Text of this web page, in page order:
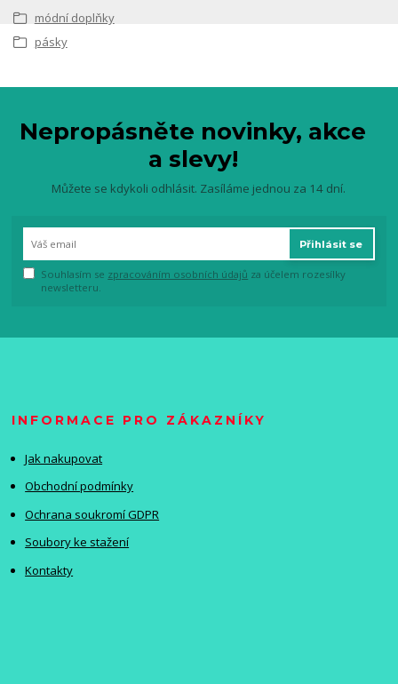
módní doplňky
pásky
Nepropásněte novinky, akce
a slevy!
Můžete se kdykoli odhlásit. Zasíláme jednou za 14 dní.
Přihlásit se
Souhlasím se zpracováním osobních údajů za účelem rozesílky
newsletteru.
INFORMACE PRO ZÁKAZNÍKY
Jak nakupovat
Obchodní podmínky
Ochrana soukromí GDPR
Soubory ke stažení
Kontakty